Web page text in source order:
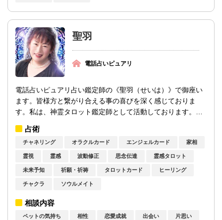
聖羽
電話占いピュアリ
電話占いピュアリ占い鑑定師の《聖羽（せいは）》で御座い
ます。皆様方と繋がり合える事の喜びを深く感じておりま
す。私は、神霊タロット鑑定師として活動しております。近
占術
チャネリング オラクルカード エンジェルカード 家相
霊視 霊感 波動修正 思念伝達 霊感タロット
未来予知 祈願・祈祷 タロットカード ヒーリング
チャクラ ソウルメイト
相談内容
ペットの気持ち 相性 恋愛成就 出会い 片思い